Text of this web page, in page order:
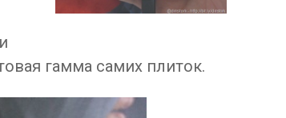
гамма самих плиток.